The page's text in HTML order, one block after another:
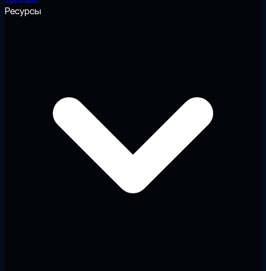
Ресурсы